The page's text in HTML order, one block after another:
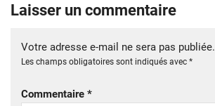
Laisser un commentaire
Votre adresse e-mail ne sera pas publiée.
Les champs obligatoires sont indiqués avec *
Commentaire *